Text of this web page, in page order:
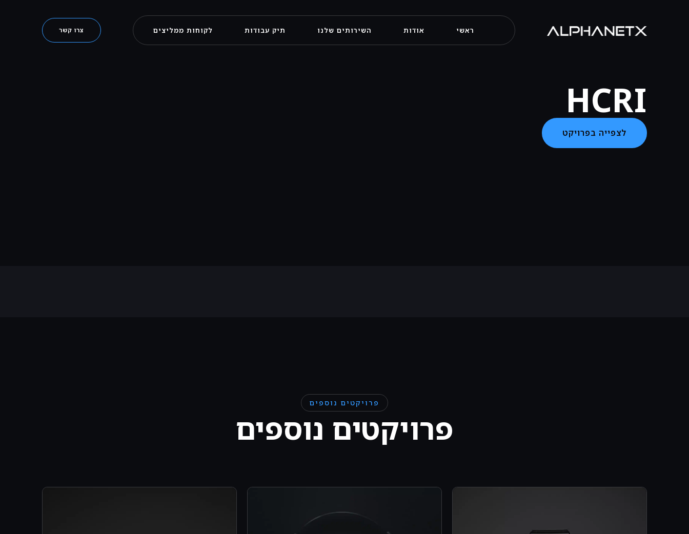
ראשי אודות השירותים שלנו תיק עבודות לקוחות ממליצים צרו קשר
HCRI
לצפייה בפרויקט
פרויקטים נוספים
פרויקטים נוספים